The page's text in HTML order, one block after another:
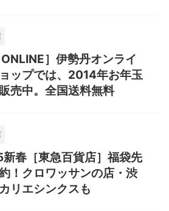
ONLINE］伊勢丹オンライ
ップでは、2014年お年玉
売中。全国送料無料
春［東急百貨店］福袋先
！クロワッサンの店・渋
リエシンクスも